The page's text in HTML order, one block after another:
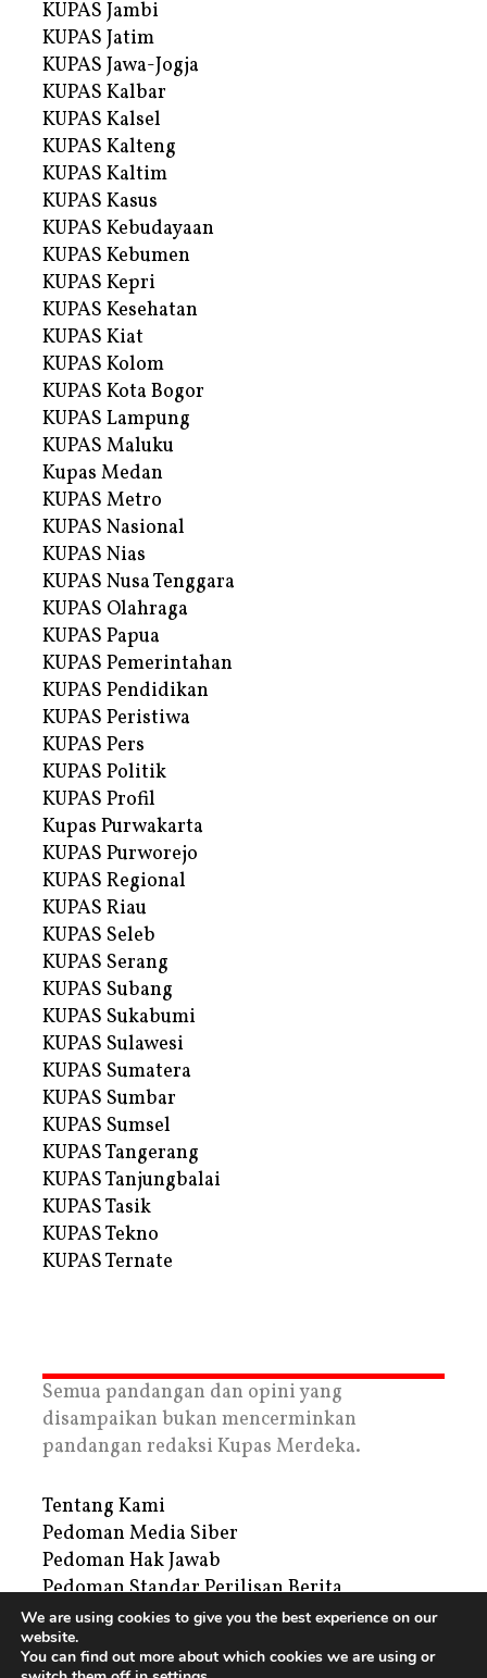
KUPAS Jambi
KUPAS Jatim
KUPAS Jawa-Jogja
KUPAS Kalbar
KUPAS Kalsel
KUPAS Kalteng
KUPAS Kaltim
KUPAS Kasus
KUPAS Kebudayaan
KUPAS Kebumen
KUPAS Kepri
KUPAS Kesehatan
KUPAS Kiat
KUPAS Kolom
KUPAS Kota Bogor
KUPAS Lampung
KUPAS Maluku
Kupas Medan
KUPAS Metro
KUPAS Nasional
KUPAS Nias
KUPAS Nusa Tenggara
KUPAS Olahraga
KUPAS Papua
KUPAS Pemerintahan
KUPAS Pendidikan
KUPAS Peristiwa
KUPAS Pers
KUPAS Politik
KUPAS Profil
Kupas Purwakarta
KUPAS Purworejo
KUPAS Regional
KUPAS Riau
KUPAS Seleb
KUPAS Serang
KUPAS Subang
KUPAS Sukabumi
KUPAS Sulawesi
KUPAS Sumatera
KUPAS Sumbar
KUPAS Sumsel
KUPAS Tangerang
KUPAS Tanjungbalai
KUPAS Tasik
KUPAS Tekno
KUPAS Ternate
Semua pandangan dan opini yang
disampaikan bukan mencerminkan
pandangan redaksi Kupas Merdeka.
Tentang Kami
Pedoman Media Siber
Pedoman Hak Jawab
Pedoman Standar Perilisan Berita
Privacy Policy
Periklanan
We are using cookies to give you the best experience on our
website.
You can find out more about which cookies we are using or